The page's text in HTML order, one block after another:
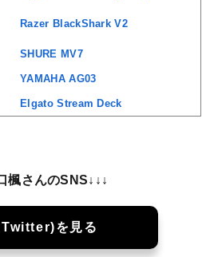
Razer BlackShark V2
SHURE MV7
YAMAHA AG03
Elgato Stream Deck
楓さんのSNS↓↓↓
を見る